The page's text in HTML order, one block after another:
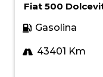
Fiat 500
Gasolina
43401 Km